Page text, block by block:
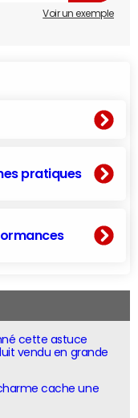
Voir un exemple
pratiques
cette astuce
vendu en grande
cache une